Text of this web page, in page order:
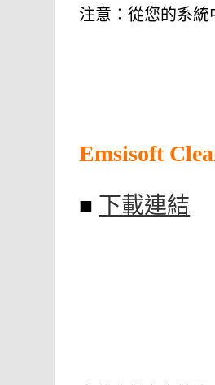
注意︰從您的系統
Emsisoft
■ 下載連結